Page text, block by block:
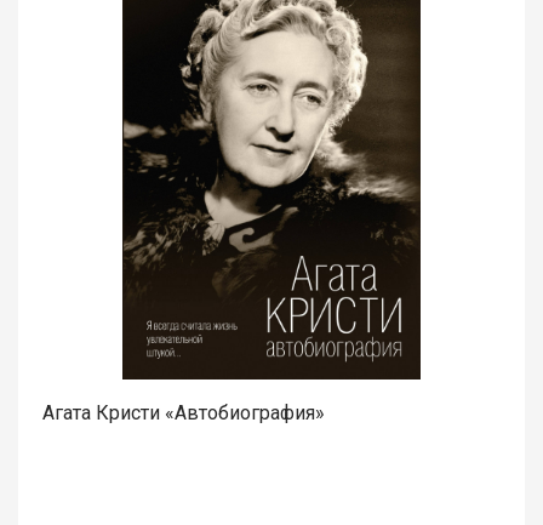
Агата Кристи «Автобиография»